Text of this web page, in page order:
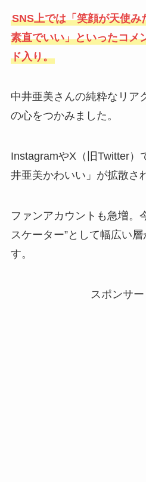
SNS上では「笑顔が天使み
素直でいい」といったコメ
ド入り。
中井亜美さんの純粋なリア
の心をつかみました。
InstagramやX（旧Twitter）
井亜美かわいい」が拡散さ
ファンアカウントも急増。
スケーター”として幅広い
す。
スポンサ